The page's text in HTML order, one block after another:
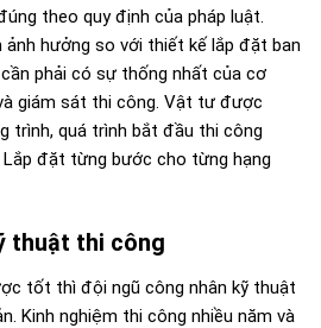
theo quy định của pháp luật.
ảnh hưởng so với thiết kế lắp đặt ban
phải có sự thống nhất của cơ
giám sát thi công. Vật tư được
trình, quá trình bắt đầu thi công
đặt từng bước cho từng hạng
thuật thi công
tốt thì đội ngũ công nhân kỹ thuật
Kinh nghiệm thi công nhiều năm và